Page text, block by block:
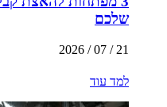
שלכם
21 / 07 / 2026
למד עוד